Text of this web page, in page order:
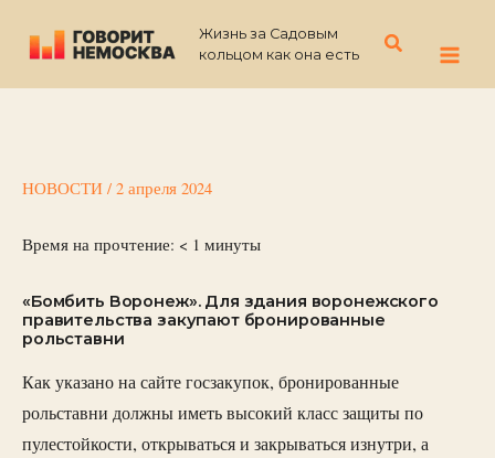
содержимому
Жизнь за Садовым
кольцом как она есть
Поиск
НОВОСТИ / 2 апреля 2024
Время на прочтение: < 1 минуты
«Бомбить Воронеж». Для здания воронежского
правительства закупают бронированные
рольставни
Как указано на сайте госзакупок, бронированные
рольставни должны иметь высокий класс защиты по
пулестойкости, открываться и закрываться изнутри, а